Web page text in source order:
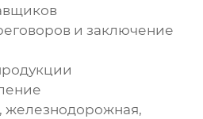
и заключение
железнодорожная,